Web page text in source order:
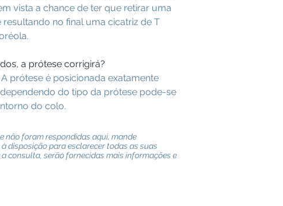
vista a chance de ter que retirar uma
no final uma cicatriz de T
a prótese corrigirá?
prótese é posicionada exatamente
do tipo da prótese pode-se
do colo.
não foram respondidas aqui, mande
disposição para esclarecer todas as suas
consulta, serão fornecidas mais informações e